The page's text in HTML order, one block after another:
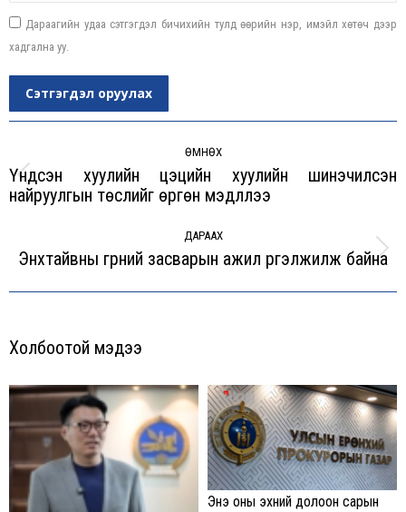
Дараагийн удаа сэтгэгдэл бичихийн тулд өөрийн нэр, имэйл хөтөч дээр
хадгална уу.
Сэтгэгдэл оруулах
navigation
ӨМНӨХ
Previous
post:
Үндсэн хуулийн цэцийн хуулийн шинэчилсэн
найруулгын төслийг өргөн мэдүүллээ
ДАРААХ
Next
Энхтайвны гүүрний засварын ажил үргэлжилж байна
Холбоотой мэдээ
Энэ оны эхний долоон сарын